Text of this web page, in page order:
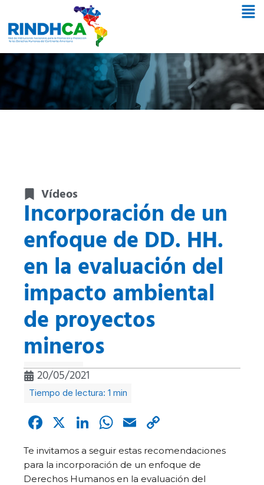
Vídeos
Incorporación de un
enfoque de DD. HH.
en la evaluación del
impacto ambiental
de proyectos
mineros
20/05/2021
Facebook
X LinkedIn
WhatsApp
Email
Link
Te invitamos a seguir estas recomendaciones
para la incorporación de un enfoque de
Derechos Humanos en la evaluación del